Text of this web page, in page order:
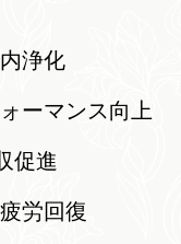
浄化
ーマンス向上
促進
労回復